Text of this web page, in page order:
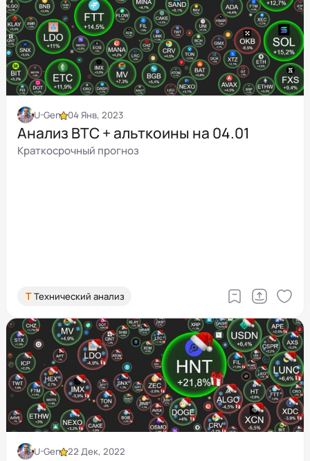
U-Gen 04 Янв, 2023
Анализ BTC + альткоины на 04.01
Краткосрочный прогноз
Т Технический анализ
U-Gen 22 Дек, 2022